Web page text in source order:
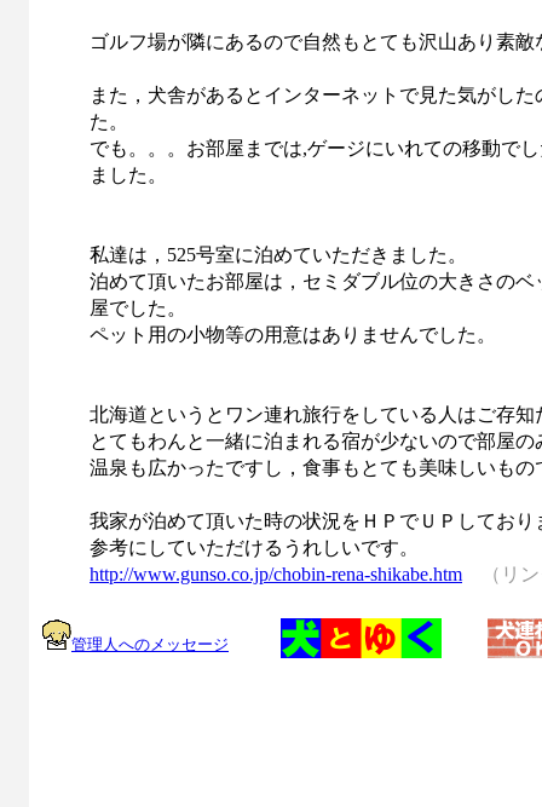
ゴルフ場が隣にあるので自然もとても沢山あり素敵
また，犬舎があるとインターネットで見た気がし
た。
でも。。。お部屋までは,ゲージにいれての移動で
ました。
私達は，525号室に泊めていただきました。
泊めて頂いたお部屋は，セミダブル位の大きさの
屋でした。
ペット用の小物等の用意はありませんでした。
北海道というとワン連れ旅行をしている人はご存知
とてもわんと一緒に泊まれる宿が少ないので部屋
温泉も広かったですし，食事もとても美味しいもの
我家が泊めて頂いた時の状況をＨＰでＵＰしており
参考にしていただけるうれしいです。
http://www.gunso.co.jp/chobin-rena-shikabe.htm
（リ
管理人へのメッセージ